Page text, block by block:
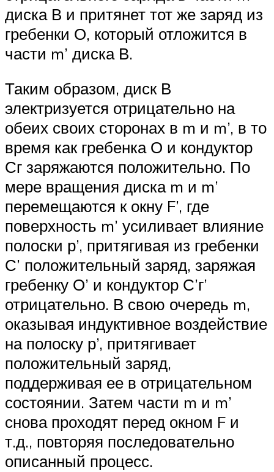
диска В и притянет тот же заряд из
гребенки О, который отложится в
части m’ диска В.
Таким образом, диск В
электризуется отрицательно на
обеих своих сторонах в m и m’, в то
время как гребенка О и кондуктор
Сг заряжаются положительно. По
мере вращения диска m и m’
перемещаются к окну F’, где
поверхность m’ усиливает влияние
полоски р’, притягивая из гребенки
С’ положительный заряд, заряжая
гребенку О’ и кондуктор С’г’
отрицательно. В свою очередь m,
оказывая индуктивное воздействие
на полоску р’, притягивает
положительный заряд,
поддерживая ее в отрицательном
состоянии. Затем части m и m’
снова проходят перед окном F и
т.д., повторяя последовательно
описанный процесс.